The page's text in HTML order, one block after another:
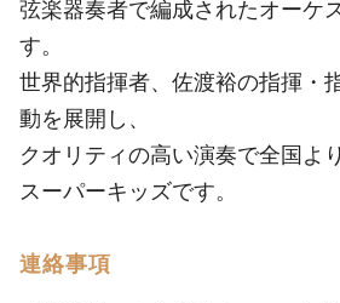
弦楽器奏者で編成されたオーケ
す。
世界的指揮者、佐渡裕の指揮・
動を展開し、
クオリティの高い演奏で全国よ
スーパーキッズです。
連絡事項